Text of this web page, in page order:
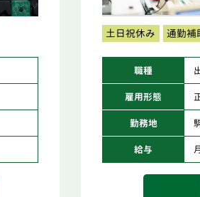
土日祝休み 通勤補
職種
雇用形態
勤務地
給与